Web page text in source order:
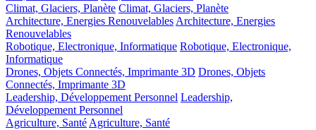
Climat, Glaciers, Planète Climat, Glaciers, Planète
Architecture, Energies RenouvelablesArchitecture, Energies
Renouvelables
Robotique, Electronique, Informatique Robotique, Electronique,
Informatique
Drones, Objets Connectés, Imprimante 3D Drones, Objets
Connectés, Imprimante 3D
Leadership, Développement Personnel Leadership,
Développement Personnel
Agriculture, SantéAgriculture, Santé